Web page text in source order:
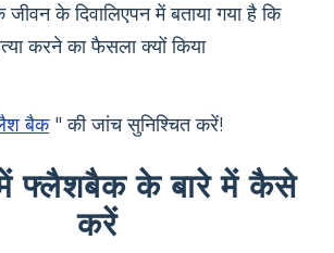
के दिवालिएपन में बताया गया है कि
करने का फैसला क्यों किया
बैक" की जांच सुनिश्चित करें!
में फ्लैशबैक के बारे में कैसे
करें